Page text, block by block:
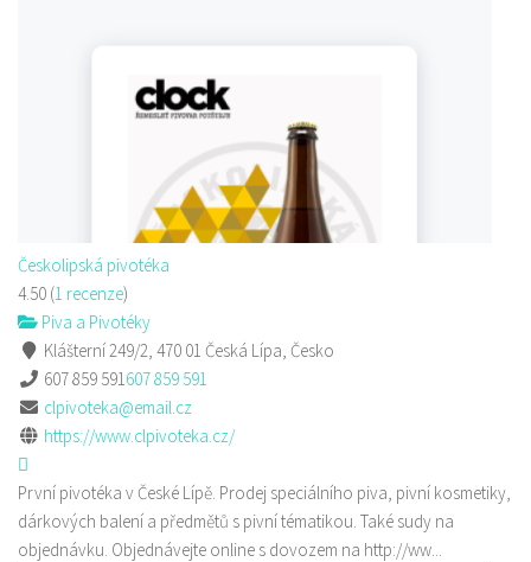
Českolipská pivotéka
4.50 (1 recenze)
Piva a Pivotéky
Klášterní 249/2, 470 01 Česká Lípa, Česko
607 859 591607 859 591
clpivoteka@email.cz
https://www.clpivoteka.cz/
První pivotéka v České Lípě. Prodej speciálního piva, pivní kosmetiky,
dárkových balení a předmětů s pivní tématikou. Také sudy na
objednávku. Objednávejte online s dovozem na http://ww...